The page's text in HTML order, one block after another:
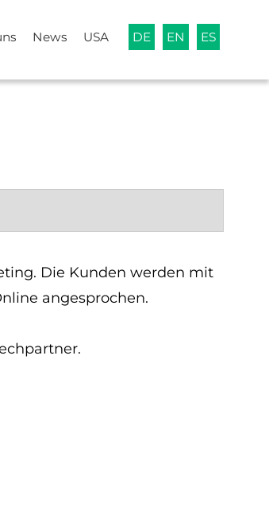
News USA DE EN ES
Die Kunden werden mit
angesprochen.